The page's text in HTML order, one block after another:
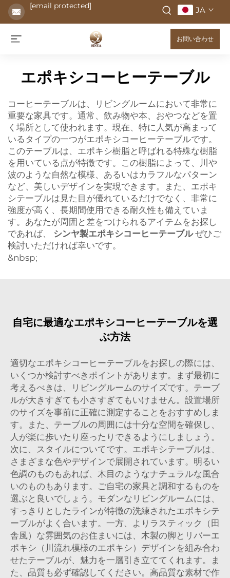
[email protected] JA
お問い合わせ
エポキシコーヒーテーブル
コーヒーテーブルは、リビングルームにおいて非常に
重要な家具です。通常、飲み物や本、おやつなどを置
く場所として使われます。現在、特に人気が高まって
いるタイプの一つがエポキシコーヒーテーブルです。
このテーブルは、エポキシ樹脂と呼ばれる特殊な樹脂
を用いている点が特徴です。この樹脂によって、川や
波のような自然な模様、あるいはカラフルなパターン
など、美しいデザインを実現できます。また、エポキ
シテーブルは見た目が優れているだけでなく、非常に
強度が高く、長期間使用できる耐久性も備えていま
す。あなたが周囲と差をつけられるアイテムをお探し
であれば、 シンヤ製エポキシコーヒーテーブルぜひご
検討いただければ幸いです。
&nbsp;
自宅に最適なエポキシコーヒーテーブルを選
ぶ方法
適切なエポキシコーヒーテーブルをお探しの際には、
いくつか検討すべきポイントがあります。まず最初に
考えるべきは、リビングルームのサイズです。テーブ
ルが大きすぎても小さすぎてもいけません。設置場所
のサイズを事前に正確に測定することをおすすめしま
す。また、テーブルの周囲には十分な空間を確保し、
人が楽に歩いたり座ったりできるようにしましょう。
次に、スタイルについてです。エポキシテーブルは、
さまざまな色やデザインで展開されています。明るい
色調のものもあれば、木目のようなナチュラルな風合
いのものもあります。ご自宅の家具と調和するものを
選ぶと良いでしょう。モダンなリビングルームには、
すっきりとしたラインが特徴の洗練されたエポキシテ
ーブルがよく合います。一方、よりラスティック（田
舎風）な雰囲気のお住まいには、木製の脚とリバーエ
ポキシ（川流れ模様のエポキシ）デザインを組み合わ
せたテーブルが、魅力を一層引き立ててくれます。ま
た、品質も必ず確認してください。高品質な素材で作